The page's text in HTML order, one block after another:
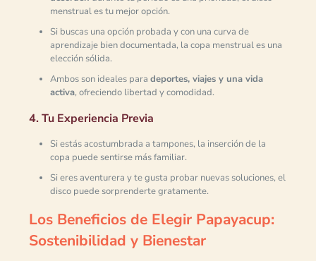
menstrual es tu mejor opción.
Si buscas una opción probada y con una curva de
aprendizaje bien documentada, la copa menstrual es una
elección sólida.
Ambos son ideales para deportes, viajes y una vida
activa, ofreciendo libertad y comodidad.
4. Tu Experiencia Previa
Si estás acostumbrada a tampones, la inserción de la
copa puede sentirse más familiar.
Si eres aventurera y te gusta probar nuevas soluciones, el
disco puede sorprenderte gratamente.
Los Beneficios de Elegir Papayacup:
Sostenibilidad y Bienestar